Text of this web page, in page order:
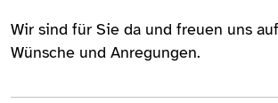
Wir sind für Sie da und freuen uns
Wünsche und Anregungen.